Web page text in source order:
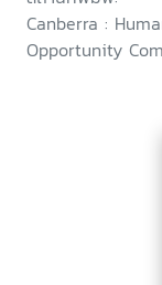
Canberra :
Opportunity